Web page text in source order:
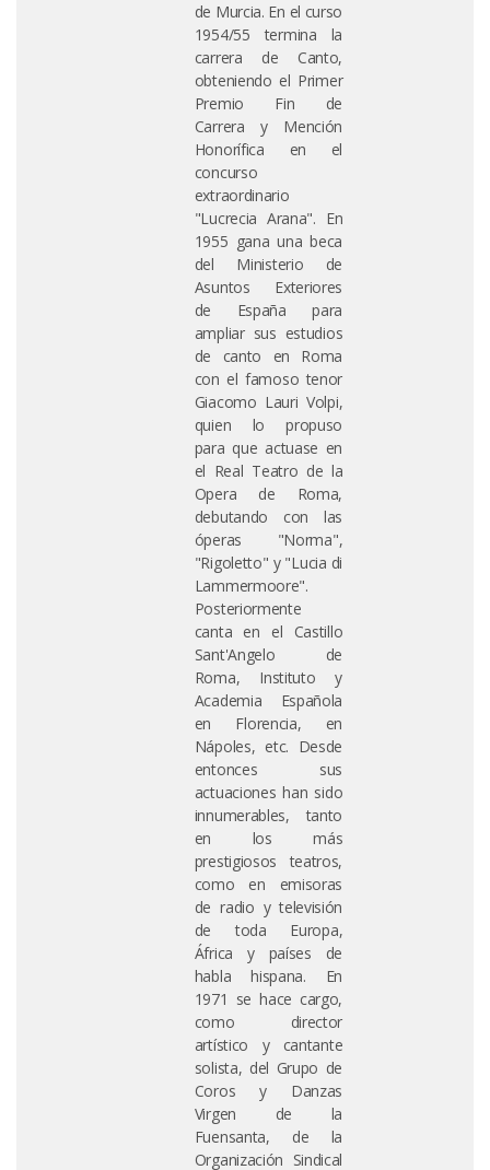
de Murcia. En el curso
1954/55 termina la
carrera de Canto,
obteniendo el Primer
Premio Fin de
Carrera y Mención
Honorífica en el
concurso
extraordinario
"Lucrecia Arana". En
1955 gana una beca
del Ministerio de
Asuntos Exteriores
de España para
ampliar sus estudios
de canto en Roma
con el famoso tenor
Giacomo Lauri Volpi,
quien lo propuso
para que actuase en
el Real Teatro de la
Opera de Roma,
debutando con las
óperas "Norma",
"Rigoletto" y "Lucia di
Lammermoore".
Posteriormente
canta en el Castillo
Sant'Angelo de
Roma, Instituto y
Academia Española
en Florencia, en
Nápoles, etc. Desde
entonces sus
actuaciones han sido
innumerables, tanto
en los más
prestigiosos teatros,
como en emisoras
de radio y televisión
de toda Europa,
África y países de
habla hispana. En
1971 se hace cargo,
como director
artístico y cantante
solista, del Grupo de
Coros y Danzas
Virgen de la
Fuensanta, de la
Organización Sindical